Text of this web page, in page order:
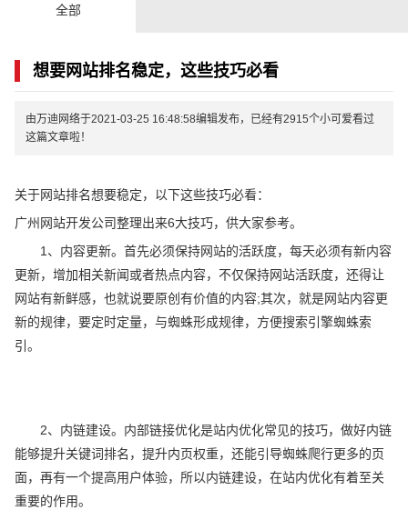
全部
想要网站排名稳定，这些技巧必看
由万迪网络于2021-03-25 16:48:58编辑发布，已经有2915个小可爱看过
这篇文章啦！
关于网站排名想要稳定，以下这些技巧必看：
广州网站开发公司整理出来6大技巧，供大家参考。
1、内容更新。首先必须保持网站的活跃度，每天必须有新内容
更新，增加相关新闻或者热点内容，不仅保持网站活跃度，还得让
网站有新鲜感，也就说要原创有价值的内容;其次，就是网站内容更
新的规律，要定时定量，与蜘蛛形成规律，方便搜索引擎蜘蛛索
引。
2、内链建设。内部链接优化是站内优化常见的技巧，做好内链
能够提升关键词排名，提升内页权重，还能引导蜘蛛爬行更多的页
面，再有一个提高用户体验，所以内链建设，在站内优化有着至关
重要的作用。